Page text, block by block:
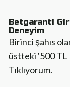
Betgaranti
Deneyim
Birinci şahıs
üstteki '500 TL
Tıklıyorum.